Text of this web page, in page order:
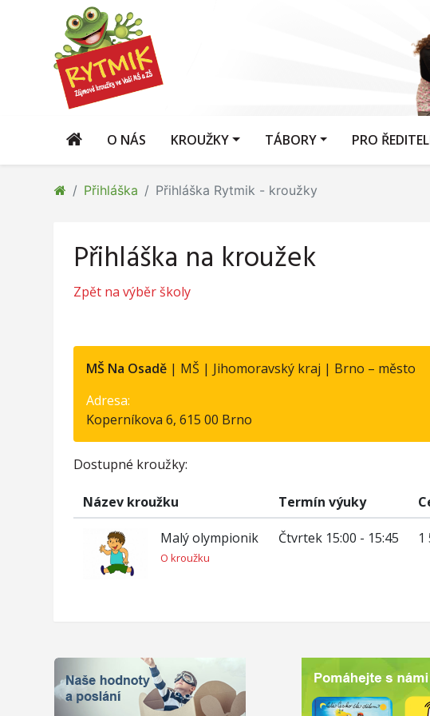
O NÁS KROUŽKY TÁBORY PRO
Přihláška Přihláška Rytmik - kroužky
Přihláška na kroužek
Zpět na výběr školy
MŠ Na Osadě | MŠ | Jihomoravský kraj | Brno – město
Adresa:
Koperníkova 6, 615 00 Brno
Dostupné kroužky:
Název kroužku Termín výuky
Malý olympionik
O kroužku
Čtvrtek 15:00 - 15:45 1